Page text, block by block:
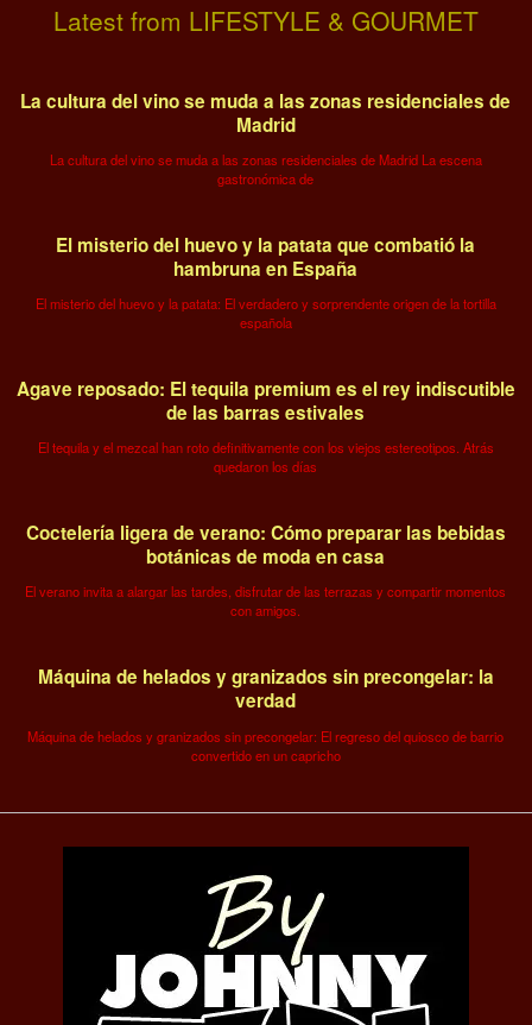
Latest from LIFESTYLE & GOURMET
La cultura del vino se muda a las zonas residenciales de
Madrid
La cultura del vino se muda a las zonas residenciales de Madrid La escena
gastronómica de
El misterio del huevo y la patata que combatió la
hambruna en España
El misterio del huevo y la patata: El verdadero y sorprendente origen de la tortilla
española
Agave reposado: El tequila premium es el rey indiscutible
de las barras estivales
El tequila y el mezcal han roto definitivamente con los viejos estereotipos. Atrás
quedaron los días
Coctelería ligera de verano: Cómo preparar las bebidas
botánicas de moda en casa
El verano invita a alargar las tardes, disfrutar de las terrazas y compartir momentos
con amigos.
Máquina de helados y granizados sin precongelar: la
verdad
Máquina de helados y granizados sin precongelar: El regreso del quiosco de barrio
convertido en un capricho